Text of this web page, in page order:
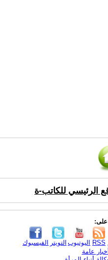
الرئيسي للكاتب-ة
على:
الفيسبوك التويتر اليوتيوب RSS
عامة